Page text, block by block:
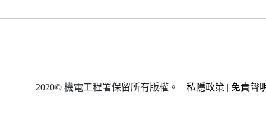
2020© 機電工程署保留所有版權。 私隱政策 | 免責聲